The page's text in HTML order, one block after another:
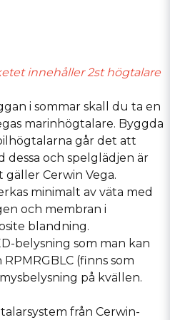
innehåller 2st högtalare
i sommar skall du ta en
marinhögtalare. Byggda
går det att
dessa och spelglädjen är
Cerwin Vega.
minimalt av väta med
och membran i
blandning.
belysning som man kan
(finns som
på kvällen.
från Cerwin-